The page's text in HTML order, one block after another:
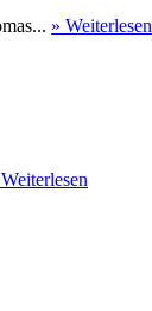
» Weiterlesen